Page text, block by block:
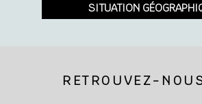
SITUATION
RETROUVEZ-